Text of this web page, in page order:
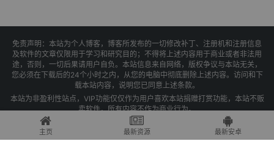
免责声明：本站为个人博客，博客所发布的一切修改补丁、注册机和注册信息
及软件的文章仅限用于学习和研究目的；不得将上述内容用于商业或者非法用
途，否则，一切后果请用户自负。本站信息来自网络，版权争议与本站无关，
您必须在下载后的24个小时之内，从您的电脑中彻底删除上述内容。访问和下
载本站内容，说明您已同意上述条款。
本站为非盈利性站点，VIP功能仅仅作为用户喜欢本站捐赠打赏功能，本站不贩
卖软件，所有内容不作为商业行为。
Copyright © 2025 果核剥壳 - 琼ICP备2021004479号-1
主页 最新资源 最新安卓